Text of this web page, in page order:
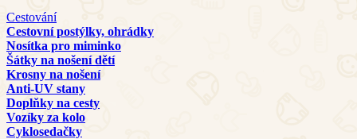
Cestování
Cestovní postýlky, ohrádky
Nosítka pro miminko
Šátky na nošení dětí
Krosny na nošení
Anti-UV stany
Doplňky na cesty
Vozíky za kolo
Cyklosedačky